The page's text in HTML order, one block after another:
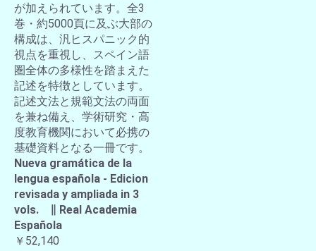
が加えられています。全3
巻・約5000頁に及ぶ大部の
構成は、汎ヒスパニック的
視点を重視し、スペイン語
圏全体の多様性を踏まえた
記述を特徴としています。
記述文法と規範文法の両面
を兼ね備え、学術研究・高
度教育機関において必携の
基礎資料となる一冊です。
Nueva gramática de la
lengua española - Edicion
revisada y ampliada in 3
vols. ∥ Real Academia
Española
￥52,140